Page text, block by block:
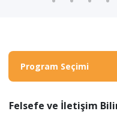
Program Seçimi
Felsefe ve İletişim